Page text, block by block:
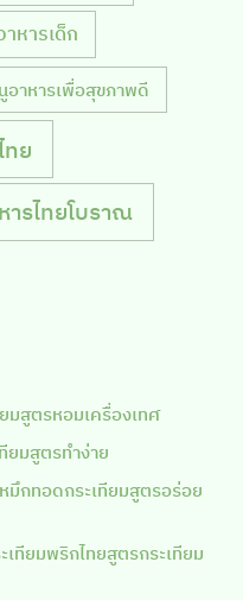
าหารเด็ก
อาหารเพื่อสุขภาพดี
ทย
ารไทยโบราณ
มสูตรหอมเครื่องเทศ
ยมสูตรทำง่าย
มึกทอดกระเทียมสูตรอร่อย
ทียมพริกไทยสูตรกระเทียม